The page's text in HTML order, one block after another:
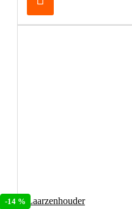
-14 % Laarzenhouder